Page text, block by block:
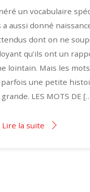
un vocabulaire
a aussi donné
dont on ne
qu’ils ont un
lointain. Mais les
une petite
LES MOTS DE
Lire la suite